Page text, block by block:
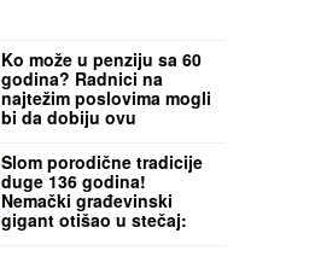
Ko može u penziju sa 60
godina? Radnici na
najtežim poslovima mogli
bi da dobiju ovu
Evo pod kojim uslovima
Slom porodične tradicije
duge 136 godina!
Nemački građevinski
gigant otišao u stečaj: